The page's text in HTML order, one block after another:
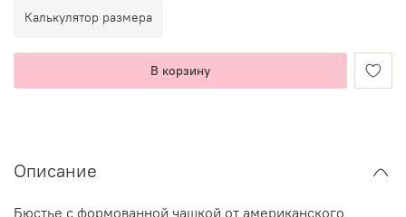
Калькулятор размера
В корзину
Описание
Бюстье с формованной чашкой от американского